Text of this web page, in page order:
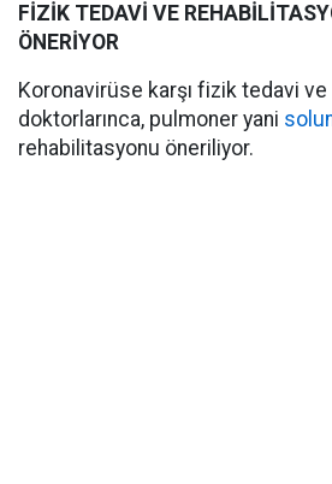
FİZİK TEDAVİ VE
ÖNERİYOR
Koronavirüse karşı fizik tedavi
doktorlarınca, pulmoner yani
rehabilitasyonu öneriliyor.